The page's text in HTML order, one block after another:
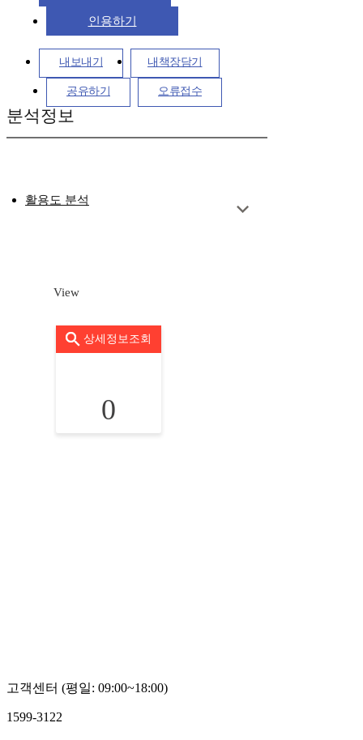
인용하기
내보내기 내책장담기
공유하기 오류접수
분석정보
활용도 분석
View
상세정보조회
0
고객센터 (평일: 09:00~18:00)
1599-3122